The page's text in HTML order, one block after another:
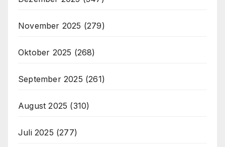
November 2025 (279)
Oktober 2025 (268)
September 2025 (261)
August 2025 (310)
Juli 2025 (277)